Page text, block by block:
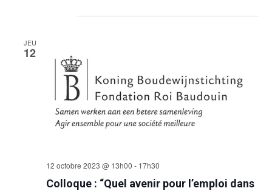
JEU
12
Colloque : “Quel avenir pour l’emploi dans
12 octobre 2023 @ 13h00 - 17h30